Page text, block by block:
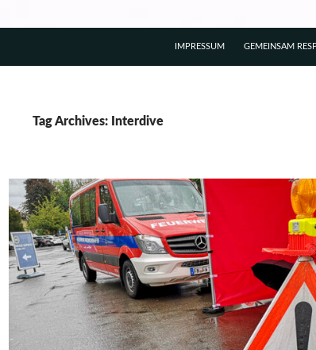
GEMEINSAM
IMPRESSUM
Tag Archives: Interdive